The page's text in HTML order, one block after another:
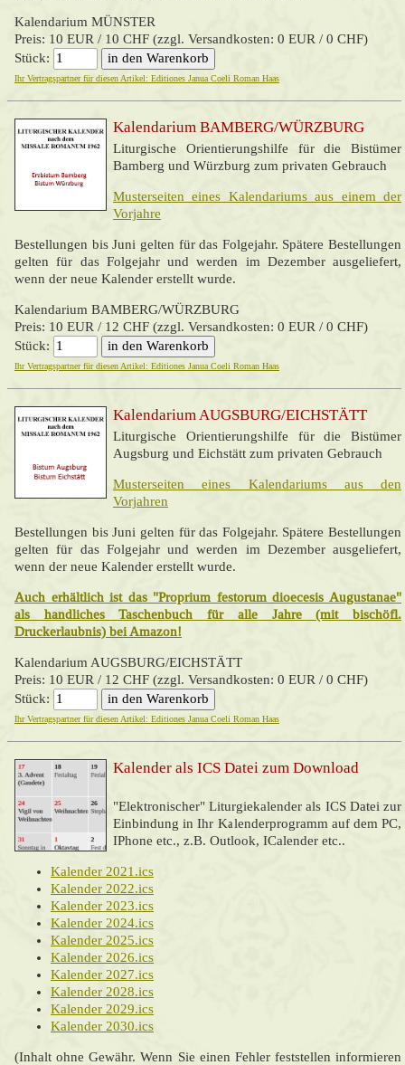
Kalendarium MÜNSTER
Preis: 10 EUR / 10 CHF (zzgl. Versandkosten: 0 EUR / 0 CHF)
Stück:
Ihr Vertragspartner für diesen Artikel: Editiones Janua Coeli Roman Haas
Kalendarium BAMBERG/WÜRZBURG
Liturgische Orientierungshilfe für die Bistümer
Bamberg und Würzburg zum privaten Gebrauch
Musterseiten eines Kalendariums aus einem der
Vorjahre
Bestellungen bis Juni gelten für das Folgejahr. Spätere Bestellungen
gelten für das Folgejahr und werden im Dezember ausgeliefert,
wenn der neue Kalender erstellt wurde.
Kalendarium BAMBERG/WÜRZBURG
Preis: 10 EUR / 12 CHF (zzgl. Versandkosten: 0 EUR / 0 CHF)
Stück:
Ihr Vertragspartner für diesen Artikel: Editiones Janua Coeli Roman Haas
Kalendarium AUGSBURG/EICHSTÄTT
Liturgische Orientierungshilfe für die Bistümer
Augsburg und Eichstätt zum privaten Gebrauch
Musterseiten eines Kalendariums aus den
Vorjahren
Bestellungen bis Juni gelten für das Folgejahr. Spätere Bestellungen
gelten für das Folgejahr und werden im Dezember ausgeliefert,
wenn der neue Kalender erstellt wurde.
Auch erhältlich ist das "Proprium festorum dioecesis Augustanae"
als handliches Taschenbuch für alle Jahre (mit bischöfl.
Druckerlaubnis) bei Amazon!
Kalendarium AUGSBURG/EICHSTÄTT
Preis: 10 EUR / 12 CHF (zzgl. Versandkosten: 0 EUR / 0 CHF)
Stück:
Ihr Vertragspartner für diesen Artikel: Editiones Janua Coeli Roman Haas
Kalender als ICS Datei zum Download
"Elektronischer" Liturgiekalender als ICS Datei zur
Einbindung in Ihr Kalenderprogramm auf dem PC,
IPhone etc., z.B. Outlook, ICalender etc..
Kalender 2021.ics
Kalender 2022.ics
Kalender 2023.ics
Kalender 2024.ics
Kalender 2025.ics
Kalender 2026.ics
Kalender 2027.ics
Kalender 2028.ics
Kalender 2029.ics
Kalender 2030.ics
(Inhalt ohne Gewähr. Wenn Sie einen Fehler feststellen informieren